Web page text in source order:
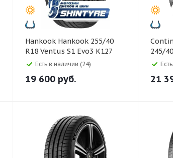
Hankook Hankook 255/40
R18 Ventus S1 Evo3 K127
99YЕсть в наличии (24)
19 600 руб.
Continental
245/
97Y
21